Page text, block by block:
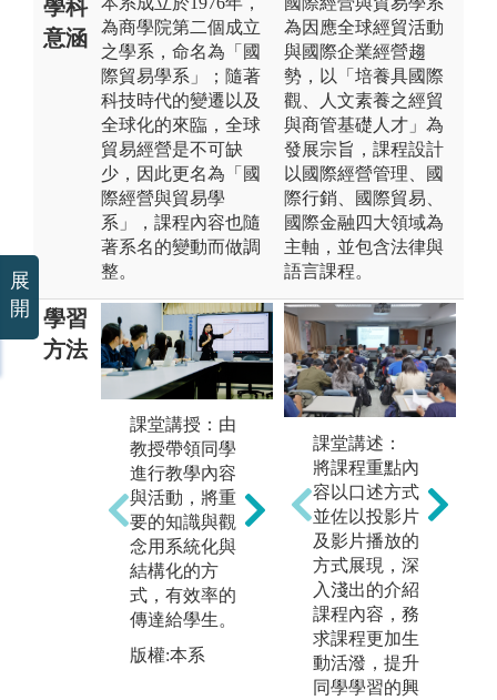
學科
意涵
為商學院第二個成立
之學系，命名為「國
際貿易學系」；隨著
科技時代的變遷以及
全球化的來臨，全球
貿易經營是不可缺
少，因此更名為「國
際經營與貿易學
系」，課程內容也隨
著系名的變動而做調
整。
為因應全球經貿活動
與國際企業經營趨
勢，以「培養具國際
觀、人文素養之經貿
與商管基礎人才」為
發展宗旨，課程設計
以國際經營管理、國
際行銷、國際貿易、
國際金融四大領域為
主軸，並包含法律與
語言課程。
學習
方法
課堂講授：由
教授帶領同學
進行教學內容
與活動，將重
要的知識與觀
念用系統化與
結構化的方
式，有效率的
傳達給學生。
版權:本系
習：藉由不同
的課程設計，
讓同學進行分
組討論，學習
與人溝通、團
隊合作，培養
同學團隊領導
能力，分析問
題。
版權:本系
課堂講述：
將課程重點內
容以口述方式
並佐以投影片
及影片播放的
方式展現，深
入淺出的介紹
課程內容，務
求課程更加生
動活潑，提升
同學學習的興
展
開